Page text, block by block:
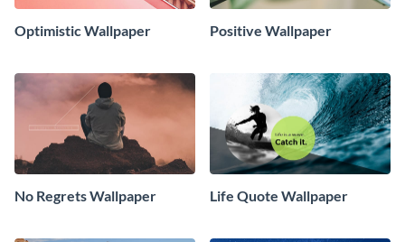
Optimistic Wallpaper Positive Wallpaper
No Regrets Wallpaper Life Quote Wallpaper